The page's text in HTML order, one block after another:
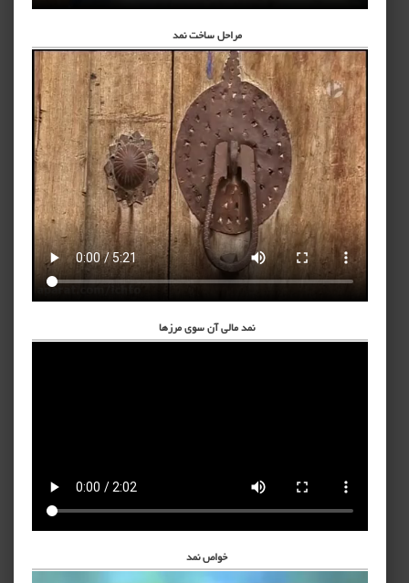
مراحل ساخت نمد
نمد مالی آن سوی مرزها
خواص نمد